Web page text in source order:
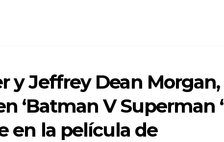
y Jeffrey Dean Morgan,
‘Batman V Superman ‘
en la película de